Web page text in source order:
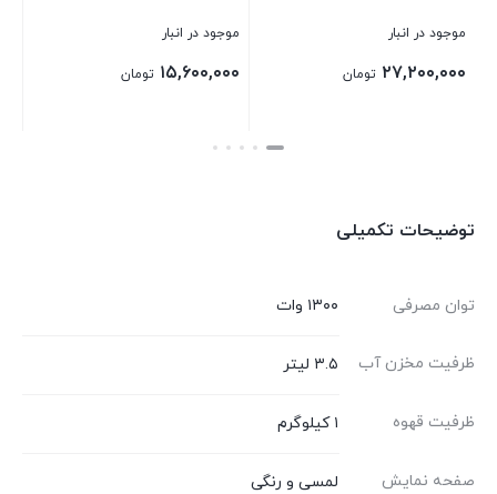
تومان ۱۵,۶۰۰,۰۰۰ تومان ۲۰,۶۴۰,۰۰۰
توضیحات تکمیلی
توان مصرفی ۱۳۰۰ وات
ظرفیت مخزن آب ۳.۵ لیتر
ظرفیت قهوه ۱ کیلوگرم
صفحه نمایش لمسی و رنگی